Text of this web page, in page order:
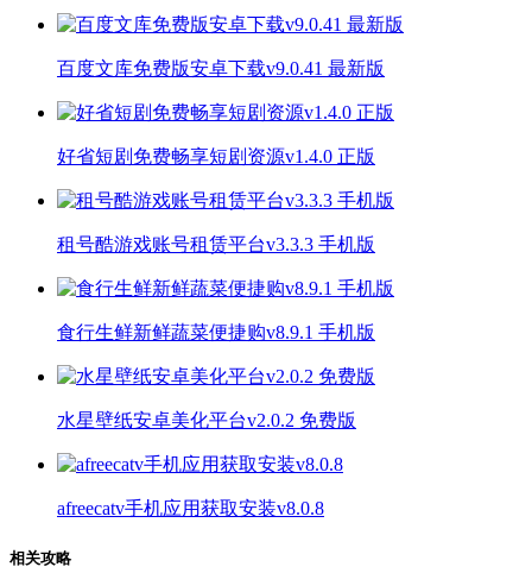
百度文库免费版安卓下载v9.0.41 最新版
好省短剧免费畅享短剧资源v1.4.0 正版
租号酷游戏账号租赁平台v3.3.3 手机版
食行生鲜新鲜蔬菜便捷购v8.9.1 手机版
水星壁纸安卓美化平台v2.0.2 免费版
afreecatv手机应用获取安装v8.0.8
相关攻略